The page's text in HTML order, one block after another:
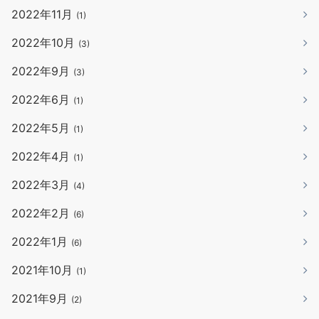
2022年11月 (1)
2022年10月 (3)
2022年9月 (3)
2022年6月 (1)
2022年5月 (1)
2022年4月 (1)
2022年3月 (4)
2022年2月 (6)
2022年1月 (6)
2021年10月 (1)
2021年9月 (2)